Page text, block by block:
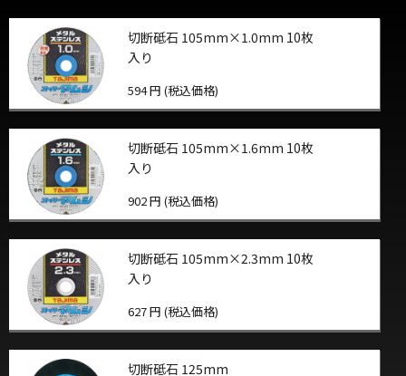
切断砥石 105mm×1.0mm 10枚
入り
594 円 (税込価格)
切断砥石 105mm×1.6mm 10枚
入り
902 円 (税込価格)
切断砥石 105mm×2.3mm 10枚
入り
627 円 (税込価格)
切断砥石 125mm